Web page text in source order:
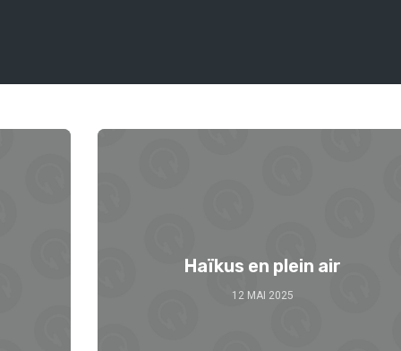
Haïkus en plein air
12 MAI 2025